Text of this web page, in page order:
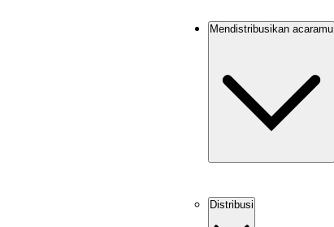
Mendistribusikan acaramu
Distribusi